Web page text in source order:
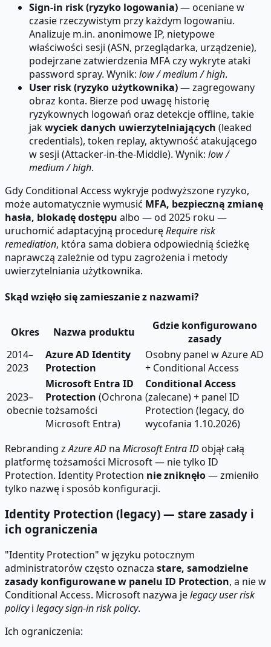
Sign-in risk (ryzyko logowania)— oceniane w
czasie rzeczywistym przy każdym logowaniu.
Analizuje m.in. anonimowe IP, nietypowe
właściwości sesji (ASN, przeglądarka, urządzenie),
podejrzane zatwierdzenia MFA czy wykryte ataki
password spray. Wynik: low / medium / high.
User risk (ryzyko użytkownika)— zagregowany
obraz konta. Bierze pod uwagę historię
ryzykownych logowań oraz detekcje offline, takie
jakwyciek danych uwierzytelniających (leaked
credentials), token replay, aktywność atakującego
w sesji (Attacker-in-the-Middle). Wynik: low /
medium / high.
Gdy Conditional Access wykryje podwyższone ryzyko,
może automatycznie wymusić MFA, bezpieczną zmianę
hasła, blokadę dostępu albo — od 2025 roku —
uruchomić adaptacyjną proceduręRequire risk
remediation, która sama dobiera odpowiednią ścieżkę
naprawczą zależnie od typu zagrożenia i metody
uwierzytelniania użytkownika.
Skąd wzięło się zamieszanie z nazwami?
Okres Nazwa produktu
Gdzie konfigurowano
zasady
2014–
2023
Azure AD Identity
Protection
Osobny panel w Azure AD
+ Conditional Access
2023–
obecnie
Microsoft Entra ID
Protection (Ochrona
tożsamości
Microsoft Entra)
Conditional Access
(zalecane) + panel ID
Protection (legacy, do
wycofania 1.10.2026)
Rebranding zAzure AD na Microsoft Entra IDobjął całą
platformę tożsamości Microsoft — nie tylko ID
Protection. Identity Protection nie zniknęło— zmieniło
tylko nazwę i sposób konfiguracji.
Identity Protection (legacy) — stare zasady i
ich ograniczenia
"Identity Protection" w języku potocznym
administratorów często oznacza stare, samodzielne
zasady konfigurowane w panelu ID Protection, a nie w
Conditional Access. Microsoft nazywa jelegacy user risk
policyi legacy sign-in risk policy.
Ich ograniczenia: